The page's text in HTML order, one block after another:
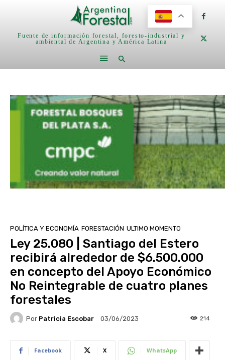
Fuente de información forestal, foresto-industrial y
ambiental de Argentina y América Latina
POLÍTICA Y ECONOMÍA FORESTACIÓN ULTIMO MOMENTO
Ley 25.080 | Santiago del Estero
recibirá alrededor de $6.500.000
en concepto del Apoyo Económico
No Reintegrable de cuatro planes
forestales
Por Patricia Escobar 03/06/2023 214
Facebook X WhatsApp